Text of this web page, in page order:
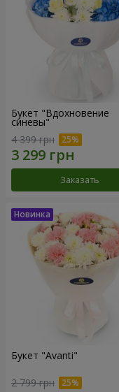
Букет "Вдохновение
синевы"
4 399 грн
Заказать
Букет "Avanti"
2 799 грн